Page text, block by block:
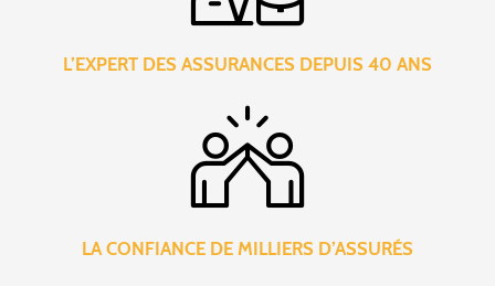
L’EXPERT DES ASSURANCES DEPUIS 40 ANS
LA CONFIANCE DE MILLIERS D’ASSURÉS